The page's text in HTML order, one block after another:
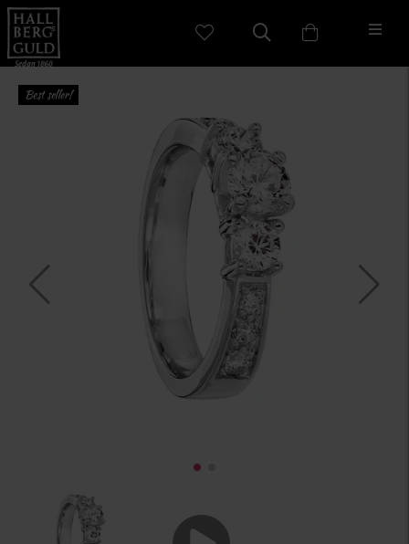
Best seller!